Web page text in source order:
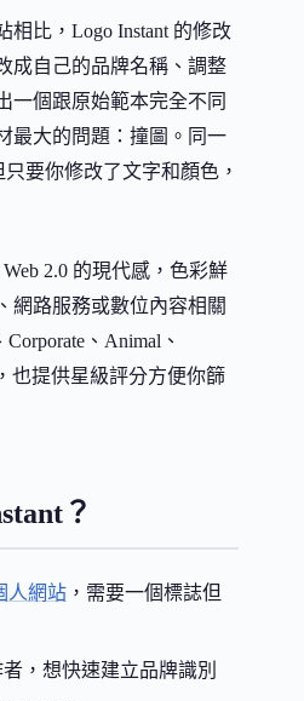
相比，Logo Instant 的修改
成自己的品牌名稱、調整
一個跟原始範本完全不同
最大的問題：撞圖。同一
要你修改了文字和顏色，
2.0 的現代感，色彩鮮
網路服務或數位內容相關
、Animal、
也提供星級評分方便你篩
？
人網站 ，需要一個標誌但
，想快速建立品牌識別